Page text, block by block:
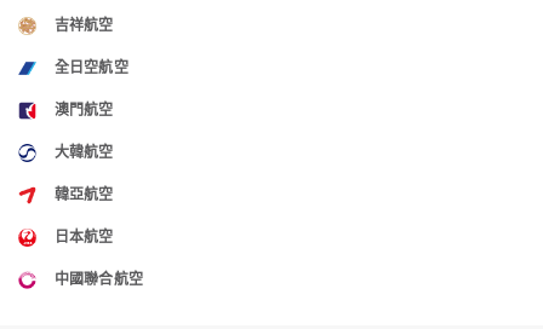
吉祥航空
全日空航空
澳門航空
大韓航空
韓亞航空
日本航空
中國聯合航空